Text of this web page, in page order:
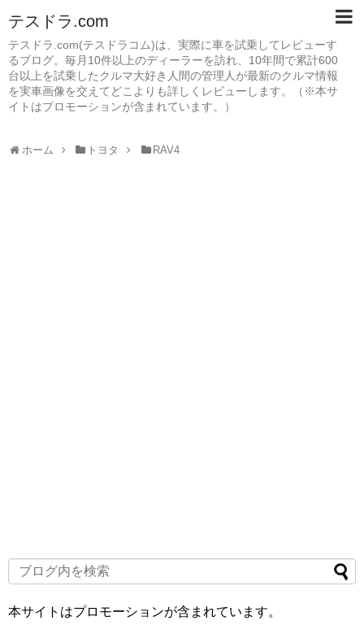
テスドラ.com
テスドラ.com(テスドラコム)は、実際に車を試乗してレビューす
るブログ。毎月10件以上のディーラーを訪れ、10年間で累計600
台以上を試乗したクルマ大好き人間の管理人が最新のクルマ情報
を実車画像を交えてどこよりも詳しくレビューします。（※本サ
イトはプロモーションが含まれています。）
ホーム トヨタ RAV4
本サイトはプロモーションが含まれています。